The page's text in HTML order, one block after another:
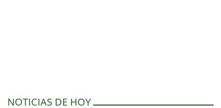
NOTICIAS DE HOY